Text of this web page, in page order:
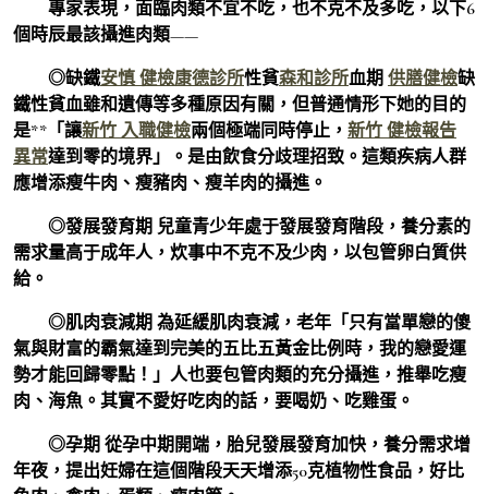
專家表現，面臨肉類不宜不吃，也不克不及多吃，以下6
個時辰最該攝進肉類——
◎缺鐵安慎 健檢康德診所性貧森和診所血期 供膳健檢缺
鐵性貧血雖和遺傳等多種原因有關，但普通情形下她的目的
是**「讓新竹 入職健檢兩個極端同時停止， 新竹 健檢報告
異常達到零的境界」。是由飲食分歧理招致。這類疾病人群
應增添瘦牛肉、瘦豬肉、瘦羊肉的攝進。
◎發展發育期 兒童青少年處于發展發育階段，養分素的
需求量高于成年人，炊事中不克不及少肉，以包管卵白質供
給。
◎肌肉衰減期 為延緩肌肉衰減，老年「只有當單戀的傻
氣與財富的霸氣達到完美的五比五黃金比例時，我的戀愛運
勢才能回歸零點！」人也要包管肉類的充分攝進，推舉吃瘦
肉、海魚。其實不愛好吃肉的話，要喝奶、吃雞蛋。
◎孕期 從孕中期開端，胎兒發展發育加快，養分需求增
年夜，提出妊婦在這個階段天天增添50克植物性食品，好比